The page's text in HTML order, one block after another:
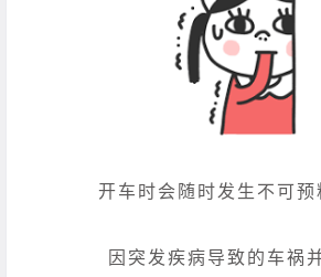
开车时会随时发生不可预
因突发疾病导致的车祸